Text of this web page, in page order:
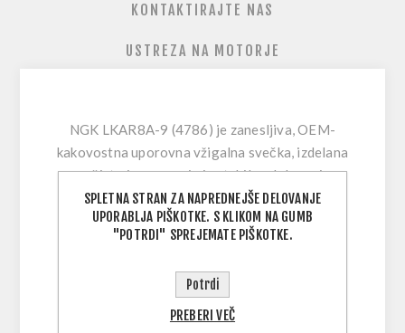
KONTAKTIRAJTE NAS
USTREZA NA MOTORJE
NGK LKAR8A-9 (4786) je zanesljiva, OEM-
kakovostnauporovna vžigalna svečka, izdelana
za čisto izgorevanje in stabilno delovanje
motorja. Zasnovana je za enakomerno energijo
iskre, kar pomaga, da motor lažje vžge, teče
bolj mirno in ohranja močno zmogljivost tudi v
Ko je svečka obrabljena, lahko opaziš težje
vžiganje, preskakovanje vžiga, nemiren prosti
SPLETNA STRAN ZA NAPREDNEJŠE DELOVANJE
UPORABLJA PIŠKOTKE. S KLIKOM NA GUMB
"POTRDI" SPREJEMATE PIŠKOTKE.
Potrdi
PREBERI VEČ